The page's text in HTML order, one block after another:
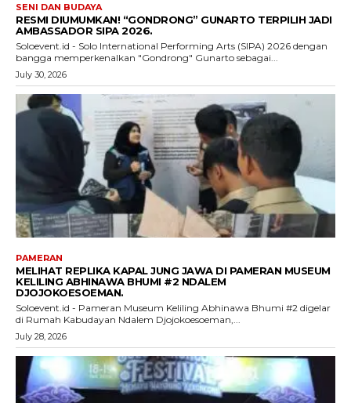
SENI DAN BUDAYA
RESMI DIUMUMKAN! “GONDRONG” GUNARTO TERPILIH JADI
AMBASSADOR SIPA 2026.
Soloevent.id - Solo International Performing Arts (SIPA) 2026 dengan
bangga memperkenalkan "Gondrong" Gunarto sebagai...
July 30, 2026
PAMERAN
MELIHAT REPLIKA KAPAL JUNG JAWA DI PAMERAN MUSEUM
KELILING ABHINAWA BHUMI #2 NDALEM
DJOJOKOESOEMAN.
Soloevent.id - Pameran Museum Keliling Abhinawa Bhumi #2 digelar
di Rumah Kabudayan Ndalem Djojokoesoeman,...
July 28, 2026